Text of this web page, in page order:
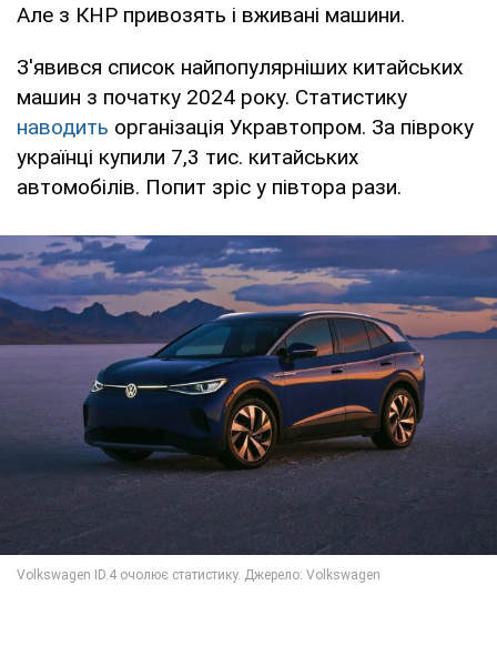
Але з КНР привозять і вживані машини.
З'явився список найпопулярніших китайських
машин з початку 2024 року. Статистику
наводить організація Укравтопром. За півроку
українці купили 7,3 тис. китайських
автомобілів. Попит зріс у півтора рази.